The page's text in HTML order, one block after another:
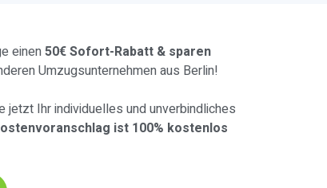
einen50€ Sofort-Rabatt & sparen
Umzugsunternehmen aus Berlin!
jetzt Ihr individuelles und unverbindliches
ist 100% kostenlos